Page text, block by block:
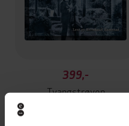
399,-
Tvangstrøyen